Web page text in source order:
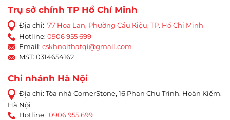
Trụ sở chính TP Hồ Chí Minh
Địa chỉ: 77 Hoa Lan, Phường Cầu Kiệu, TP. Hồ Chí Minh
Hotline: 0906 955 699
Email: cskhnoithatqi@gmail.com
MST: 0314654162
Chi nhánh Hà Nội
Địa chỉ: Tòa nhà CornerStone, 16 Phan Chu Trinh, Hoàn Kiếm,
Hà Nội
Hotline: 0906 955 699